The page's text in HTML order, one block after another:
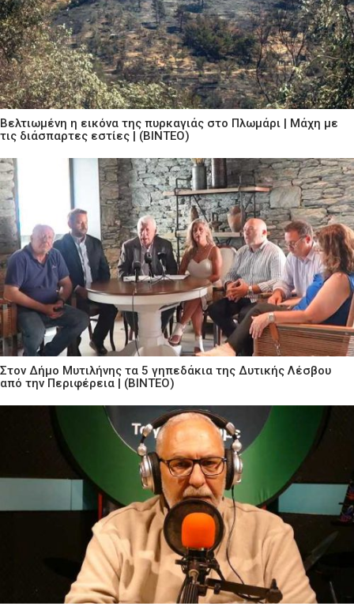
Βελτιωμένη η εικόνα της πυρκαγιάς στο Πλωμάρι | Μάχη με
τις διάσπαρτες εστίες | (ΒΙΝΤΕΟ)
Στον Δήμο Μυτιλήνης τα 5 γηπεδάκια της Δυτικής Λέσβου
από την Περιφέρεια | (ΒΙΝΤΕΟ)